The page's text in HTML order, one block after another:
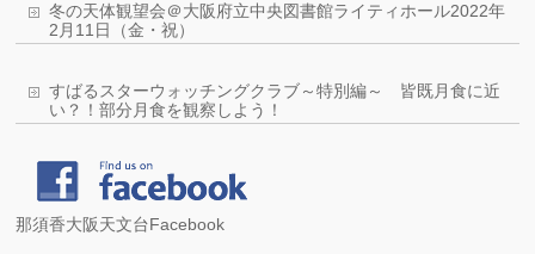
冬の天体観望会＠大阪府立中央図書館ライティホール2022年
2月11日（金・祝）
すばるスターウォッチングクラブ～特別編～ 皆既月食に近
い？！部分月食を観察しよう！
那須香大阪天文台Facebook